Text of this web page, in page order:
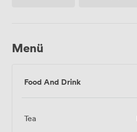
Menü
Food And Drink
Tea